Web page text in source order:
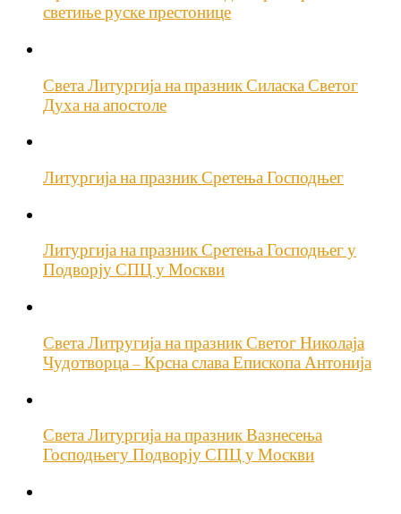
светиње руске престонице
Света Литургија на празник Силаска Светог
Духа на апостоле
Литургија на празник Сретења Господњег
Литургија на празник Сретења Господњег у
Подворју СПЦ у Москви
Света Литругија на празник Светог Николаја
Чудотворца – Крсна слава Епископа Антонија
Света Литургија на празник Вазнесења
Господњегу Подворју СПЦ у Москви